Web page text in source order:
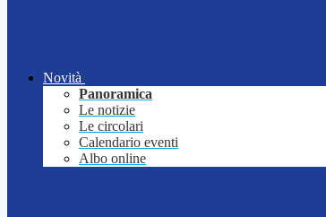
Novità
Panoramica
Le notizie
Le circolari
Calendario eventi
Albo online